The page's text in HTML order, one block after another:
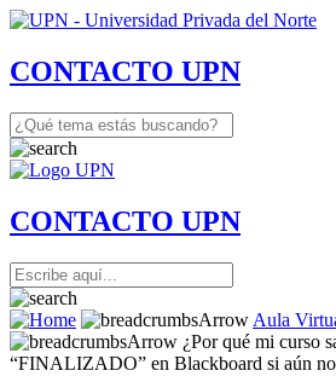
CONTACTO UPN
CONTACTO UPN
Aula
¿Por qué mi curso
“FINALIZADO” en Blackboard si aún